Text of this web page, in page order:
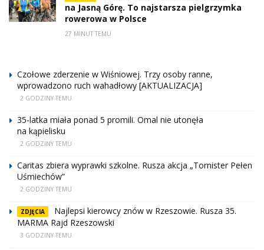
na Jasną Górę. To najstarsza pielgrzymka
rowerowa w Polsce
27 MINUT TEMU
Czołowe zderzenie w Wiśniowej. Trzy osoby ranne,
wprowadzono ruch wahadłowy [AKTUALIZACJA]
2 GODZINY TEMU
35-latka miała ponad 5 promili. Omal nie utonęła
na kąpielisku
2 GODZINY TEMU
Caritas zbiera wyprawki szkolne. Rusza akcja „Tornister Pełen
Uśmiechów”
2 GODZINY TEMU
ZDJĘCIA
Najlepsi kierowcy znów w Rzeszowie. Rusza 35.
MARMA Rajd Rzeszowski
3 GODZINY TEMU